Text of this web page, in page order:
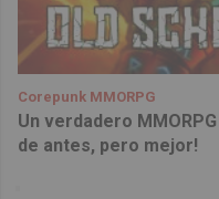
Corepunk MMORPG
Un verdadero
de antes, pero mejor!